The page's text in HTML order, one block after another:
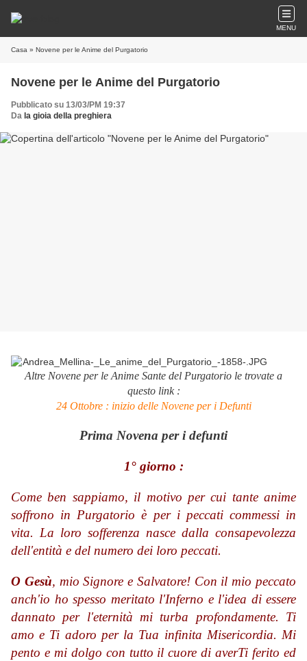
MENU
Casa » Novene per le Anime del Purgatorio
Novene per le Anime del Purgatorio
Pubblicato su 13/03/PM 19:37
Da la gioia della preghiera
Altre Novene per le Anime Sante del Purgatorio le trovate a
questo link :
24 Ottobre : inizio delle Novene per i Defunti
Prima Novena per i defunti
1° giorno :
Come ben sappiamo, il motivo per cui tante anime
soffrono in Purgatorio è per i peccati commessi in
vita. La loro sofferenza nasce dalla consapevolezza
dell'entità e del numero dei loro peccati.
O Gesù, mio Signore e Salvatore! Con il mio peccato
anch'io ho spesso meritato l'Inferno e l'idea di essere
dannato per l'eternità mi turba profondamente. Ti
amo e Ti adoro per la Tua infinita Misericordia. Mi
pento e mi dolgo con tutto il cuore di averTi ferito ed